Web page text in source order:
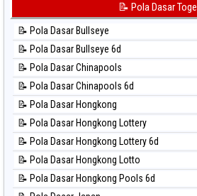
⚽ Bola Hitam Taiwan
📊 Statistik Kuda Lari
📊 Statistik Magnum Cambodia
📊 Statistik Nagoya
📊 Statistik New York Midday
📊 Statistik North Carolina Day
📊 Statistik Pcso
📊 Statistik Pennsylvania Day
📊 Statistik Sao Paulo
📊 Statistik Singapore
📊 Statistik Sydney
📝 Pola Dasar Togel
📝 Pola Dasar Bullseye
📝 Pola Dasar Bullseye 6d
📝 Pola Dasar Chinapools
📝 Pola Dasar Chinapools 6d
📝 Pola Dasar Hongkong
📝 Pola Dasar Hongkong Lottery
📝 Pola Dasar Hongkong Lottery 6d
📝 Pola Dasar Hongkong Lotto
📝 Pola Dasar Hongkong Pools 6d